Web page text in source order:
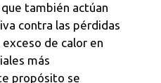
también actúan
contra las pérdidas
de calor en
más
propósito se